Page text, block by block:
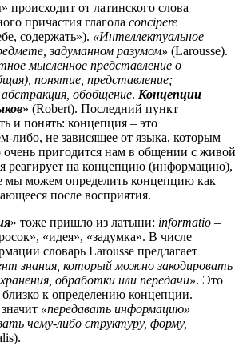
» происходит от латинского слова
причастия глагола concipere
содержать»). «Интеллектуальное
задуманном разумом» (Larousse).
мысленное представление о
понятие, представление;
абстракция, обобщение. Концепции
» (Robert). Последний пункт
и понять: концепция – это
либо, не зависящее от языка, которым
очень пригодится нам в общении с живой
реагирует на концепцию (информацию),
мы можем определить концепцию как
после восприятия.
» тоже пришло из латыни: informatio –
«идея», «задумка». В числе
словарь Larousse предлагает
знания, который можно закодировать
обработки или передачи». Это
близко к определению концепции.
«передавать информацию»
чему-либо структуру, форму,